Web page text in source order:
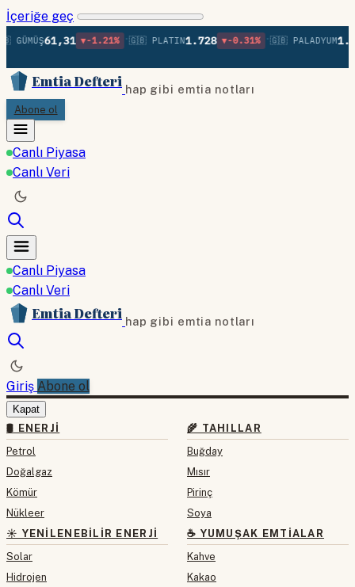
İçeriğe geç
61,31 ▼-1.21% •🇬🇧 PLATIN1.728 ▼-0.31% •🇬🇧 PALADYUM
Emtia Defteri hap gibi emtia notları
Abone ol
Canlı Piyasa
Canlı Veri
Canlı Piyasa
Canlı Veri
Emtia Defteri hap gibi emtia notları
Giriş Abone ol
Kapat
🛢 ENERJI
Petrol
Doğalgaz
Kömür
Nükleer
☀️ YENILENEBILIR ENERJI
Solar
Hidrojen
🌾 TAHILLAR
Buğday
Mısır
Pirinç
Soya
☕ YUMUŞAK EMTIALAR
Kahve
Kakao